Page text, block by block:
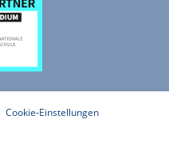
Cookie-Einstellungen